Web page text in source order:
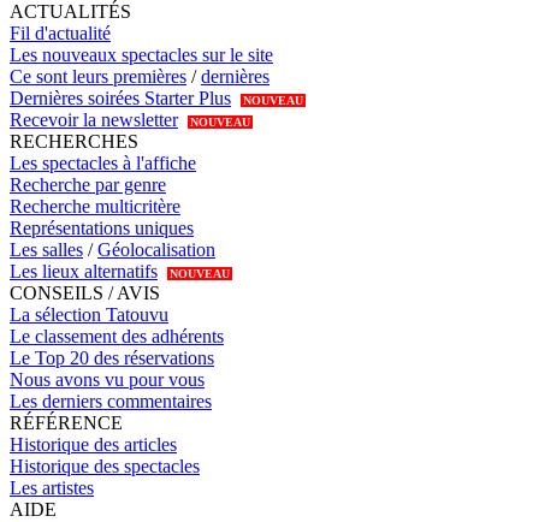
ACTUALITÉS
Fil d'actualité
Les nouveaux spectacles sur le site
Ce sont leurs premières /dernières
Dernières soirées Starter Plus
NOUVEAU
Recevoir la newsletter NOUVEAU
RECHERCHES
Les spectacles à l'affiche
Recherche par genre
Recherche multicritère
Représentations uniques
Les salles /Géolocalisation
Les lieux alternatifs
NOUVEAU
CONSEILS / AVIS
La sélection Tatouvu
Le classement des adhérents
Le Top 20 des réservations
Nous avons vu pour vous
Les derniers commentaires
RÉFÉRENCE
Historique des articles
Historique des spectacles
Les artistes
AIDE